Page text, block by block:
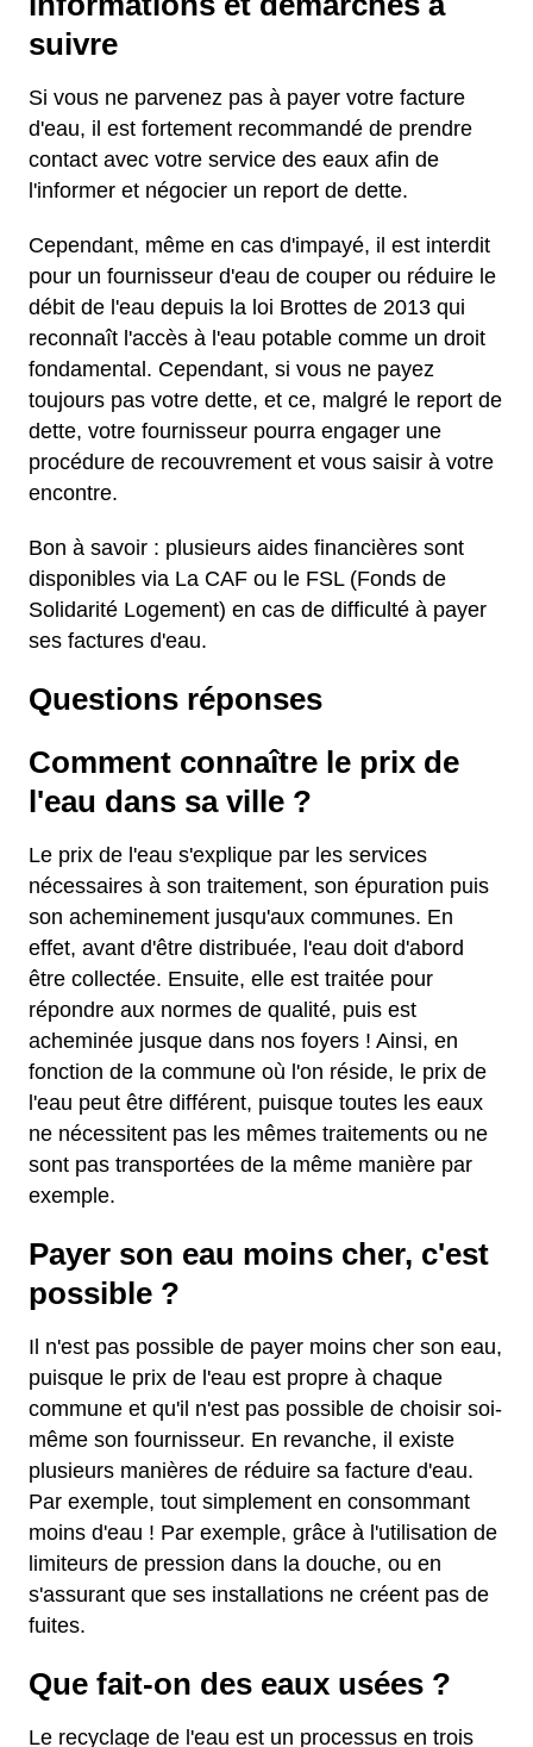
suivre
Si vous ne parvenez pas à payer votre facture
d'eau, il est fortement recommandé de prendre
contact avec votre service des eaux afin de
l'informer et négocier un report de dette.
Cependant, même en cas d'impayé, il est interdit
pour un fournisseur d'eau de couper ou réduire le
débit de l'eau depuis la loi Brottes de 2013 qui
reconnaît l'accès à l'eau potable comme un droit
fondamental. Cependant, si vous ne payez
toujours pas votre dette, et ce, malgré le report de
dette, votre fournisseur pourra engager une
procédure de recouvrement et vous saisir à votre
encontre.
Bon à savoir : plusieurs aides financières sont
disponibles via La CAF ou le FSL (Fonds de
Solidarité Logement) en cas de difficulté à payer
ses factures d'eau.
Questions réponses
Comment connaître le prix de
l'eau dans sa ville ?
Le prix de l'eau s'explique par les services
nécessaires à son traitement, son épuration puis
son acheminement jusqu'aux communes. En
effet, avant d'être distribuée, l'eau doit d'abord
être collectée. Ensuite, elle est traitée pour
répondre aux normes de qualité, puis est
acheminée jusque dans nos foyers ! Ainsi, en
fonction de la commune où l'on réside, le prix de
l'eau peut être différent, puisque toutes les eaux
ne nécessitent pas les mêmes traitements ou ne
sont pas transportées de la même manière par
exemple.
Payer son eau moins cher, c'est
possible ?
Il n'est pas possible de payer moins cher son eau,
puisque le prix de l'eau est propre à chaque
commune et qu'il n'est pas possible de choisir soi-
même son fournisseur. En revanche, il existe
plusieurs manières de réduire sa facture d'eau.
Par exemple, tout simplement en consommant
moins d'eau ! Par exemple, grâce à l'utilisation de
limiteurs de pression dans la douche, ou en
s'assurant que ses installations ne créent pas de
fuites.
Que fait-on des eaux usées ?
Le recyclage de l'eau est un processus en trois